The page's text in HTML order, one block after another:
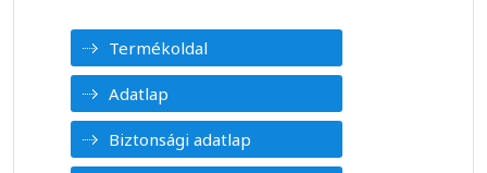
Termékoldal
Adatlap
Biztonsági adatlap